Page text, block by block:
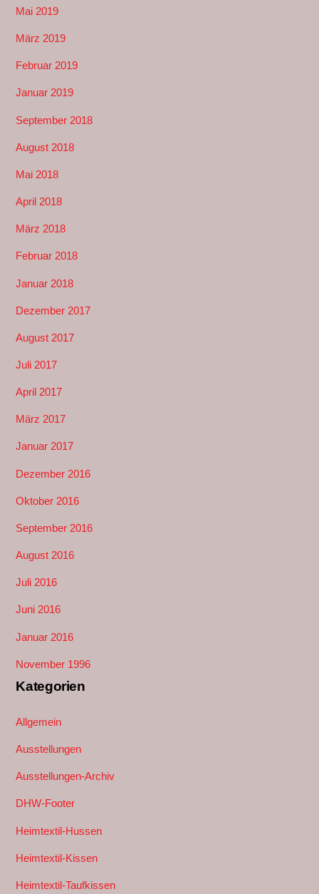
Mai 2019
März 2019
Februar 2019
Januar 2019
September 2018
August 2018
Mai 2018
April 2018
März 2018
Februar 2018
Januar 2018
Dezember 2017
August 2017
Juli 2017
April 2017
März 2017
Januar 2017
Dezember 2016
Oktober 2016
September 2016
August 2016
Juli 2016
Juni 2016
Januar 2016
November 1996
Kategorien
Allgemein
Ausstellungen
Ausstellungen-Archiv
DHW-Footer
Heimtextil-Hussen
Heimtextil-Kissen
Heimtextil-Taufkissen